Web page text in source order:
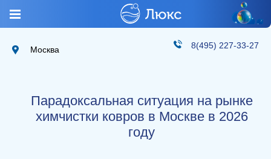
Москва 8(495) 227-33-27
Парадоксальная ситуация на рынке
химчистки ковров в Москве в 2026
году